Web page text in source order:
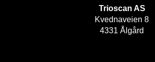
Trioscan AS
Kvednaveien 8
4331 Ålgård